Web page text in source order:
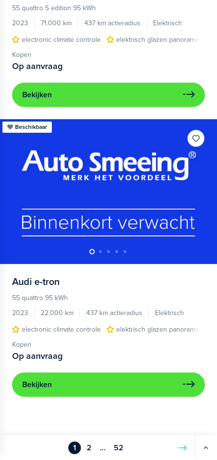
55 quattro S edition 95 kWh
2023
71.000 km 437 km actieradius
Elektrisch
electronic climate controle
elektrisch glazen panorama-dak
Kopen
Op aanvraag
Bekijken
Beschikbaar
Audi e-tron
55 quattro 95 kWh
2023
22.000 km 437 km actieradius
Elektrisch
electronic climate controle
elektrisch glazen panorama-dak
Kopen
Op aanvraag
Bekijken
1 2 ... 52 Volgende